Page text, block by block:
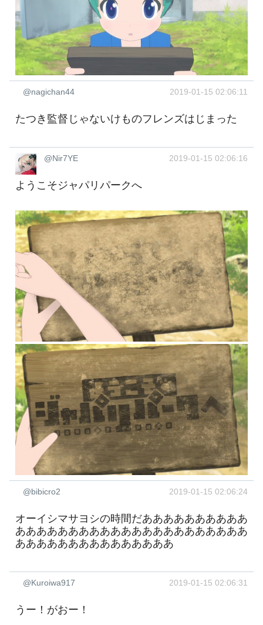
@nagichan44 2019-01-15 02:06:11
たつき監督じゃないけものフレンズはじまった
@Nir7YE 2019-01-15 02:06:16
ようこそジャパリパークへ
@bibicro2 2019-01-15 02:06:24
オーイシマサヨシの時間だああああああああああ
ああああああああああああああああああああああ
あああああああああああああああ
@Kuroiwa917 2019-01-15 02:06:31
うー！がおー！